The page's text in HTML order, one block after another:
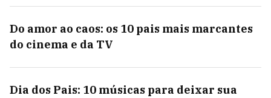
Do amor ao caos: os 10 pais mais marcantes
do cinema e da TV
Dia dos Pais: 10 músicas para deixar sua